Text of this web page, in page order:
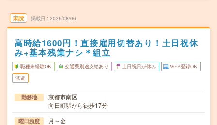
未読 掲載日 2026/08/06
高時給1600円！直接雇用切替あり！土日祝休
み+基本残業ナシ＊組立
職種未経験OK 交通費別途支給あり 土日祝日が休み WEB登録OK
派遣
勤務地
京都市南区
向日町駅から徒歩17分
曜日頻度 月～金